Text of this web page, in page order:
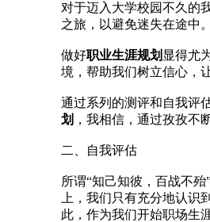
对于迈入大学校园不久的
之旅，以避免迷失在途中。
做好职业生涯规划 显得尤
境，帮助我们树立信心，
通过系列的测评和自我评
划 ，我相信，通过孜孜不
二、自我评估
所谓“知己知彼，百战不
上，我们只有充分地认
此，作为我们开始职场生